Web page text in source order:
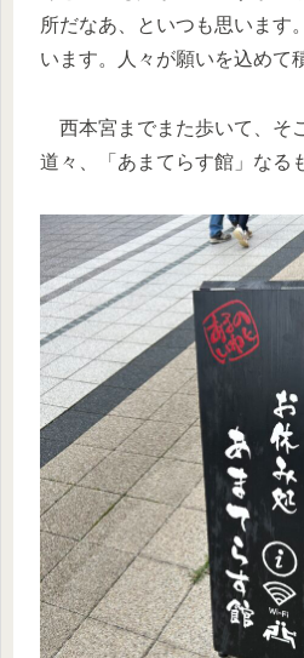
所だなあ、といつも思います
います。人々が願いを込めて
西本宮までまた歩いて、そ
道々、「あまてらす館」なる